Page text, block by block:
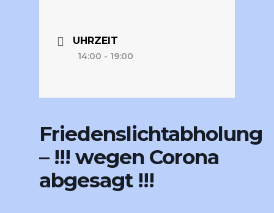
UHRZEIT
14:00 - 19:00
Friedenslichtabholung
– !!! wegen Corona
abgesagt !!!